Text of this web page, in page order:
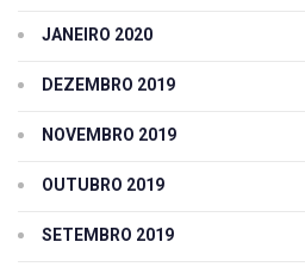
JANEIRO 2020
DEZEMBRO 2019
NOVEMBRO 2019
OUTUBRO 2019
SETEMBRO 2019